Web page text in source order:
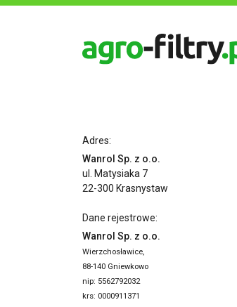
Adres:
Wanrol Sp. z o.o.
ul. Matysiaka 7
22-300 Krasnystaw
Dane rejestrowe:
Wanrol Sp. z o.o.
Wierzchosławice,
88-140 Gniewkowo
nip: 5562792032
krs: 0000911371